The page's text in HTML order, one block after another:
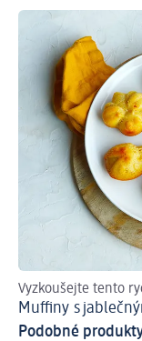
Vyzkoušejte tento
Muffiny s
Podobné